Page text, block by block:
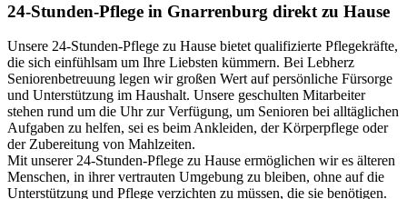
24-Stunden-Pflege in Gnarrenburg direkt zu Hause
Unsere 24-Stunden-Pflege zu Hause bietet qualifizierte Pflegekräfte,
die sich einfühlsam um Ihre Liebsten kümmern. Bei Lebherz
Seniorenbetreuung legen wir großen Wert auf persönliche Fürsorge
und Unterstützung im Haushalt. Unsere geschulten Mitarbeiter
stehen rund um die Uhr zur Verfügung, um Senioren bei alltäglichen
Aufgaben zu helfen, sei es beim Ankleiden, der Körperpflege oder
der Zubereitung von Mahlzeiten.
Mit unserer 24-Stunden-Pflege zu Hause ermöglichen wir es älteren
Menschen, in ihrer vertrauten Umgebung zu bleiben, ohne auf die
Unterstützung und Pflege verzichten zu müssen, die sie benötigen.